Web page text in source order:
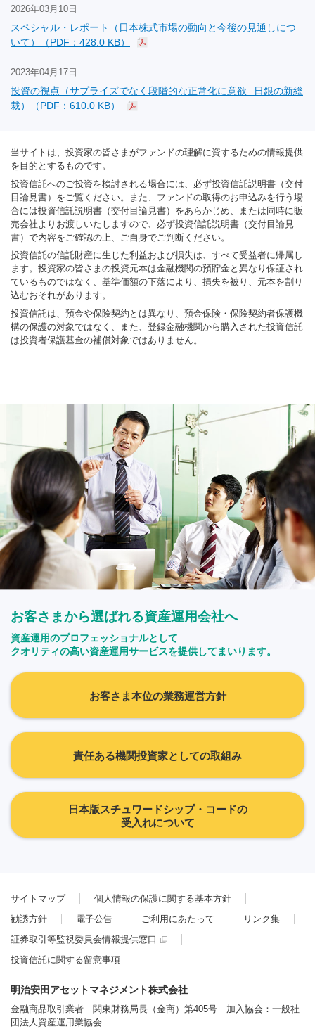
2026年03月10日
スペシャル・レポート（日本株式市場の動向と今後の見通しにつ
いて）（PDF：428.0 KB）
2023年04月17日
投資の視点（サプライズでなく段階的な正常化に意欲─日銀の新総
裁）（PDF：610.0 KB）
当サイトは、投資家の皆さまがファンドの理解に資するための情報提供
を目的とするものです。
投資信託へのご投資を検討される場合には、必ず投資信託説明書（交付
目論見書）をご覧ください。また、ファンドの取得のお申込みを行う場
合には投資信託説明書（交付目論見書）をあらかじめ、または同時に販
売会社よりお渡しいたしますので、必ず投資信託説明書（交付目論見
書）で内容をご確認の上、ご自身でご判断ください。
投資信託の信託財産に生じた利益および損失は、すべて受益者に帰属し
ます。投資家の皆さまの投資元本は金融機関の預貯金と異なり保証され
ているものではなく、基準価額の下落により、損失を被り、元本を割り
込むおそれがあります。
投資信託は、預金や保険契約とは異なり、預金保険・保険契約者保護機
構の保護の対象ではなく、また、登録金融機関から購入された投資信託
は投資者保護基金の補償対象ではありません。
お客さまから選ばれる資産運用会社へ
資産運用のプロフェッショナルとして
クオリティの高い資産運用サービスを提供してまいります。
お客さま本位の業務運営方針
責任ある機関投資家としての取組み
日本版スチュワードシップ・コードの
受入れについて
サイトマップ
個人情報の保護に関する基本方針
勧誘方針
電子公告 ご利用にあたって
リンク集
証券取引等監視委員会情報提供窓口
投資信託に関する留意事項
明治安田アセットマネジメント株式会社
金融商品取引業者 関東財務局長（金商）第405号 加入協会：一般社
団法人資産運用業協会